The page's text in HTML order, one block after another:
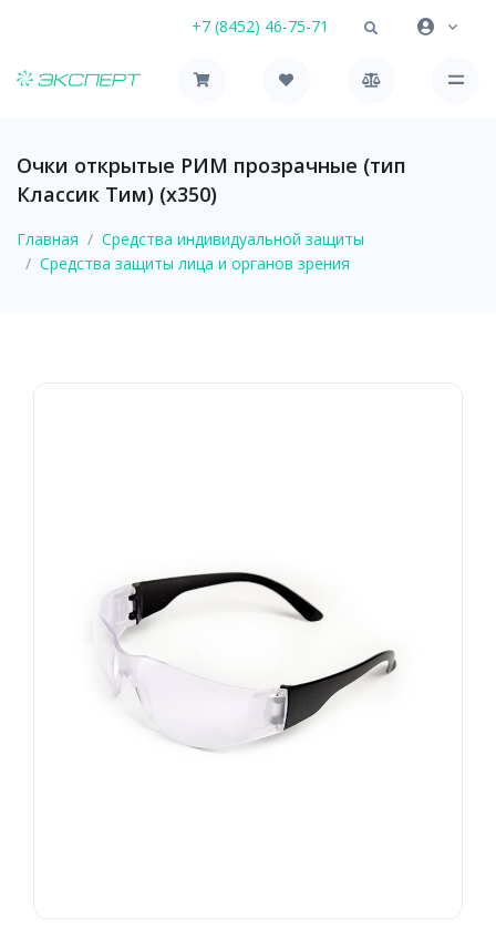
+7 (8452) 46-75-71
Очки открытые РИМ прозрачные (тип
Классик Тим) (х350)
Главная
Средства индивидуальной защиты
Средства защиты лица и органов зрения